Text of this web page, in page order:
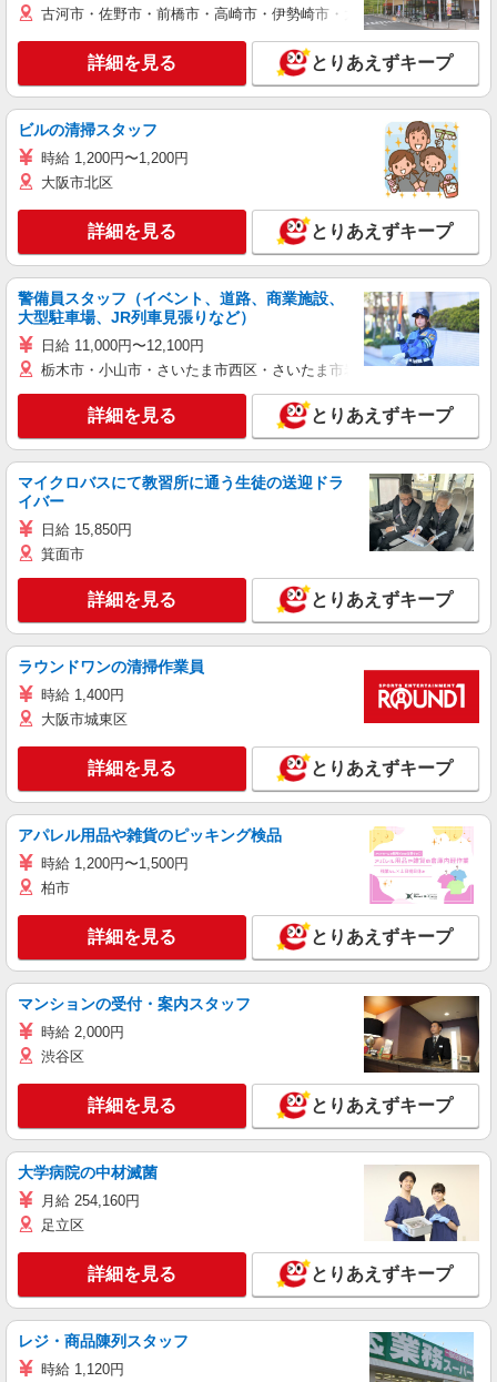
古河市・佐野市・前橋市・高崎市・伊勢崎市・太田市・館林市・藤
詳細を見る とりあえずキープ
ビルの清掃スタッフ
時給 1,200円〜1,200円
大阪市北区
詳細を見る とりあえずキープ
警備員スタッフ（イベント、道路、商業施設、
大型駐車場、JR列車見張りなど）
日給 11,000円〜12,100円
栃木市・小山市・さいたま市西区・さいたま市岩槻区・久喜市・蓮田
詳細を見る とりあえずキープ
マイクロバスにて教習所に通う生徒の送迎ドラ
イバー
日給 15,850円
箕面市
詳細を見る とりあえずキープ
ラウンドワンの清掃作業員
時給 1,400円
大阪市城東区
詳細を見る とりあえずキープ
アパレル用品や雑貨のピッキング検品
時給 1,200円〜1,500円
柏市
詳細を見る とりあえずキープ
マンションの受付・案内スタッフ
時給 2,000円
渋谷区
詳細を見る とりあえずキープ
大学病院の中材滅菌
月給 254,160円
足立区
詳細を見る とりあえずキープ
レジ・商品陳列スタッフ
時給 1,120円